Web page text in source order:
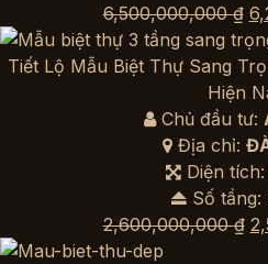
6,500,000,000₫
là:
Tiết Lộ Mẫu Biệt Thự Sang
Hiện
Chủ đầu tư:
Địa chỉ:
Diện
Số tầng:
2,600,000,000₫